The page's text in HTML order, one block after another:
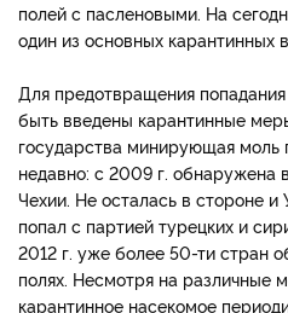
полей с пасленовыми. На
один из основных карантинных
Для предотвращения
быть введены карантинные
государства минирующая моль
недавно: с 2009 г. обнаружена
Чехии. Не осталась в стороне и
попал с партией турецких и
2012 г. уже более 50-ти стран
полях. Несмотря на различные
карантинное насекомое